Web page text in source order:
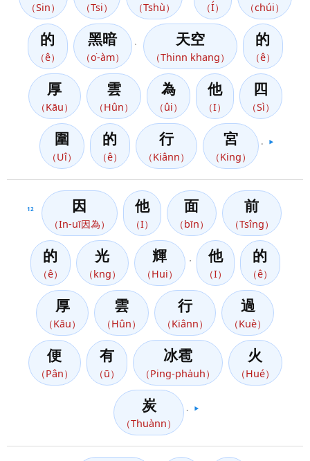
（Sin） （Tsi） （Tshù） （Í） （chúi）
的
（ê）
黑暗
（o͘-àm）
天空
（Thinn khang）
的
（ê）
厚
（Kāu）
雲
（Hûn）
為
（ûi）
他
（I）
四
（Sì）
圍
（Uî）
的
（ê）
行
（Kiânn）
宮
（King）
▶️
12 因
（In-uī因為）
他
（I）
面
（bīn）
前
（Tsîng）
的
（ê）
光
（kng）
輝
（Hui）
他
（I）
的
（ê）
厚
（Kāu）
雲
（Hûn）
行
（Kiânn）
過
（Kuè）
便
（Pân）
有
（ū）
冰雹
（Ping-pha̍uh）
火
（Hué）
炭
（Thuànn）
▶️